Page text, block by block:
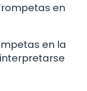
en
en la